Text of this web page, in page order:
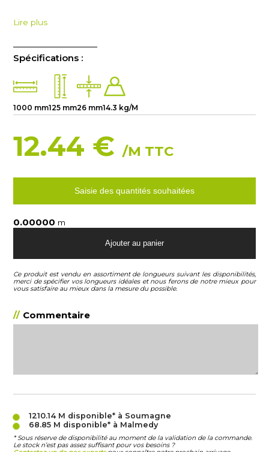
Lire plus
Spécifications :
1000 mm125 mm26 mm14.3 kg/M
12.44 €/M TTC
Saisie des quantités souhaitées
m
Ce produit est vendu en assortiment de longueurs suivant les disponibilités,
merci de spécifier vos longueurs idéales et nous ferons de notre mieux pour
vous satisfaire au mieux dans la mesure du possible.
Commentaire
1210.14 M disponible* à Soumagne
68.85 M disponible* à Malmedy
* Sous réserve de disponibilité au moment de la validation de la commande.
Le stock n’est pas assez suffisant pour vos besoins ?